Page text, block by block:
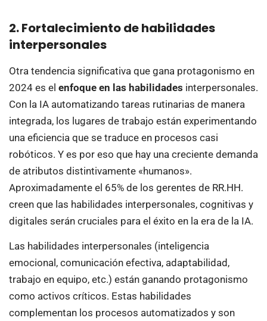
2. Fortalecimiento de habilidades
interpersonales
Otra tendencia significativa que gana protagonismo en
2024 es el enfoque en las habilidades interpersonales.
Con la IA automatizando tareas rutinarias de manera
integrada, los lugares de trabajo están experimentando
una eficiencia que se traduce en procesos casi
robóticos. Y es por eso que hay una creciente demanda
de atributos distintivamente «humanos».
Aproximadamente el 65% de los gerentes de RR.HH.
creen que las habilidades interpersonales, cognitivas y
digitales serán cruciales para el éxito en la era de la IA.
Las habilidades interpersonales (inteligencia
emocional, comunicación efectiva, adaptabilidad,
trabajo en equipo, etc.) están ganando protagonismo
como activos críticos. Estas habilidades
complementan los procesos automatizados y son